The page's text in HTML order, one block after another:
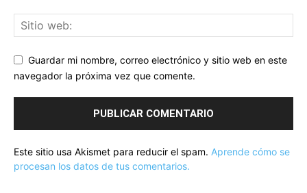
Guardar mi nombre, correo electrónico y sitio web en este
navegador la próxima vez que comente.
Este sitio usa Akismet para reducir el spam. Aprende cómo se
procesan los datos de tus comentarios.